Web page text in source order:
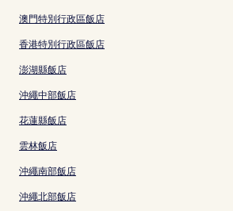
澳門特別行政區飯店
香港特別行政區飯店
澎湖縣飯店
沖繩中部飯店
花蓮縣飯店
雲林飯店
沖繩南部飯店
沖繩北部飯店